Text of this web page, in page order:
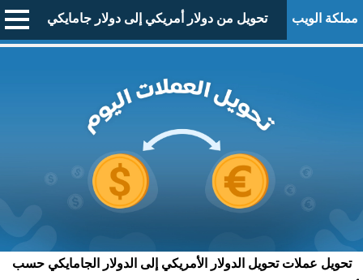
مملكة الويب تحويل من دولار أمريكي إلى دولار جامايكي
تحويل عملات تحويل الدولار الأمريكي إلى الدولار الجامايكي حسب